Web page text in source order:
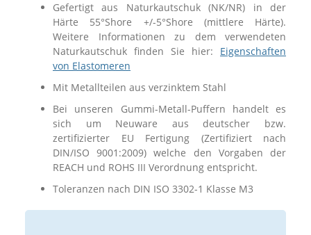
Gefertigt aus Naturkautschuk (NK/NR) in der
Härte 55°Shore +/-5°Shore (mittlere Härte).
Weitere Informationen zu dem verwendeten
Naturkautschuk finden Sie hier: Eigenschaften
von Elastomeren
Mit Metallteilen aus verzinktem Stahl
Bei unseren Gummi-Metall-Puffern handelt es
sich um Neuware aus deutscher bzw.
zertifizierter EU Fertigung (Zertifiziert nach
DIN/ISO 9001:2009) welche den Vorgaben der
REACH und ROHS III Verordnung entspricht.
Toleranzen nach DIN ISO 3302-1 Klasse M3